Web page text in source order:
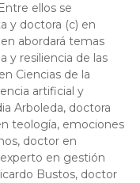
ellos se
y doctora (c) en
abordará temas
y resiliencia de las
Ciencias de la
artificial y
Arboleda, doctora
teología, emociones
doctor en
en gestión
Bustos, doctor